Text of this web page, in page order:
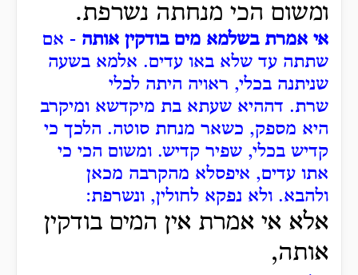
ומשום הכי מנחתה נשרפת.
אי אמרת בשלמא מים בודקין אותה - אם
שתתה עד שלא באו עדים. אלמא בשעה
שניתנה בכלי, ראויה היתה לכלי
שרת. דההיא שעתא בת מיקדשא ומיקרב
היא מספק, כשאר מנחת סוטה. הלכך כי
קדיש בכלי, שפיר קדיש. ומשום הכי כי
אתו עדים, איפסלא מהקרבה מכאן
ולהבא. ולא נפקא לחולין, ונשרפת:
אלא אי אמרת אין המים בודקין
אותה,